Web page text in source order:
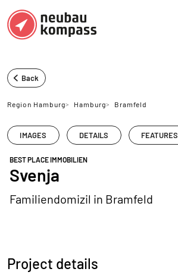
Back
Region Hamburg> Hamburg> Bramfeld
IMAGES DETAILS FEATURES
BEST PLACE IMMOBILIEN
Svenja
Familiendomizil in Bramfeld
Project details